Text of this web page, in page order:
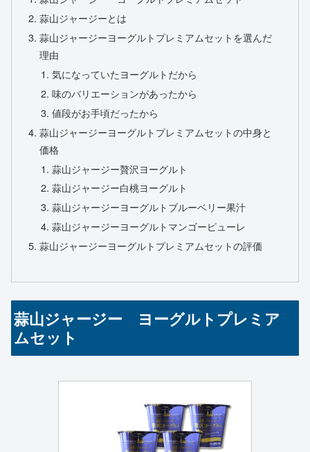
蒜山ジャージーとは
蒜山ジャージーヨーグルトプレミアムセットを選んだ
理由
気になっていたヨーグルトだから
味のバリエーションがあったから
値段がお手頃だったから
蒜山ジャージーヨーグルトプレミアムセットの中身と
価格
蒜山ジャージー贅沢ヨーグルト
蒜山ジャージー白桃ヨーグルト
蒜山ジャージーヨーグルトブルーベリー果汁
蒜山ジャージーヨーグルトマンゴーピューレ
蒜山ジャージーヨーグルトプレミアムセットの評価
蒜山ジャージー ヨーグルトプレミア
ムセット